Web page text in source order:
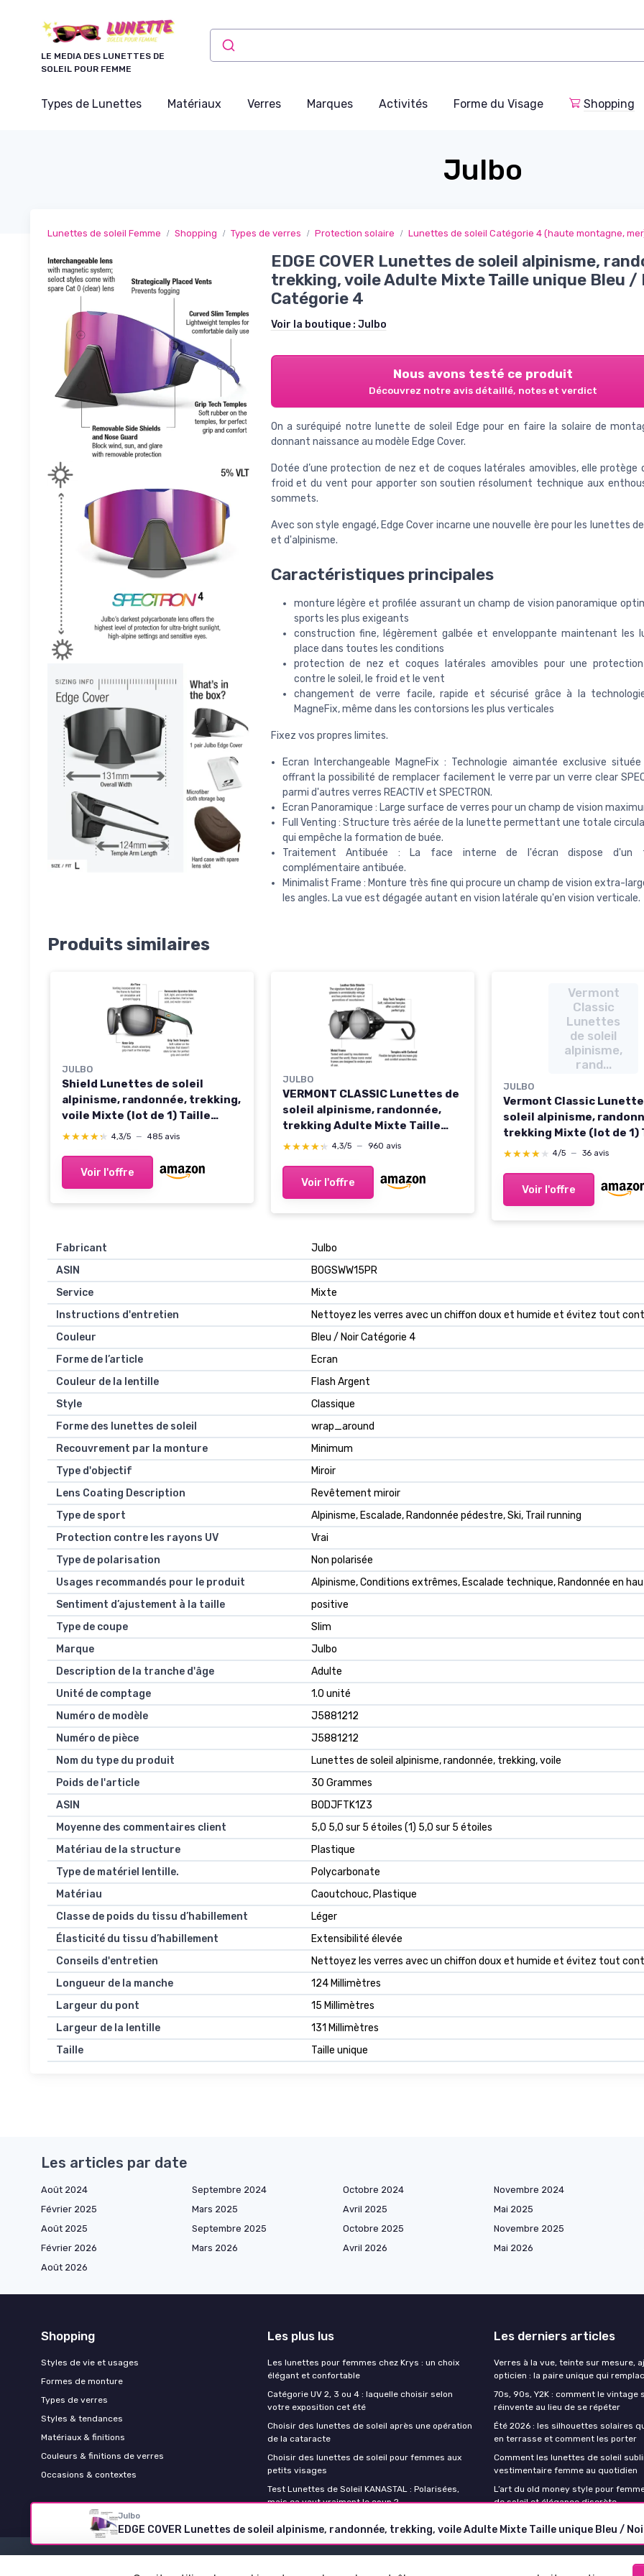
LE MEDIA DES LUNETTES DE
SOLEIL POUR FEMME
Types de Lunettes Matériaux Verres Marques Activités Forme du Visage Shopping
Julbo
Lunettes de soleil Femme Shopping Types de verres Protection solaire Lunettes de soleil Catégorie 4 (haute montagne,
EDGE COVER Lunettes de soleil alpinisme,
trekking, voile Adulte Mixte Taille unique Bleu /
Catégorie 4
Voir la boutique : Julbo
Nous avons testé ce produit
Découvrez notre avis détaillé, notes et verdict
On a suréquipé notre lunette de soleil Edge pour en faire la solaire de
donnant naissance au modèle Edge Cover.
Dotée d’une protection de nez et de coques latérales amovibles, elle protège
froid et du vent pour apporter son soutien résolument technique aux
sommets.
Avec son style engagé, Edge Cover incarne une nouvelle ère pour les lunettes
et d'alpinisme.
Caractéristiques principales
monture légère et profilée assurant un champ de vision panoramique
sports les plus exigeants
construction fine, légèrement galbée et enveloppante maintenant les
place dans toutes les conditions
protection de nez et coques latérales amovibles pour une
contre le soleil, le froid et le vent
changement de verre facile, rapide et sécurisé grâce à la
MagneFix, même dans les contorsions les plus verticales
Fixez vos propres limites.
Ecran Interchangeable MagneFix : Technologie aimantée exclusive
offrant la possibilité de remplacer facilement le verre par un verre clear
parmi d'autres verres REACTIV et SPECTRON.
Ecran Panoramique : Large surface de verres pour un champ de vision
Full Venting : Structure très aérée de la lunette permettant une totale
qui empêche la formation de buée.
Traitement Antibuée : La face interne de l'écran dispose d'un
complémentaire antibuée.
Minimalist Frame : Monture très fine qui procure un champ de vision extra-
les angles. La vue est dégagée autant en vision latérale qu'en vision verticale.
Produits similaires
JULBO
Shield Lunettes de soleil
alpinisme, randonnée, trekking,
voile Mixte (lot de 1) Taille
unique Vert Foncé / Orange
★★★★★
★★★★★ 4,3/5 — 485 avis
Voir l'offre
JULBO
VERMONT CLASSIC Lunettes de
soleil alpinisme, randonnée,
trekking Adulte Mixte Taille
unique Argent / Noir Catégorie
★★★★★
★★★★★ 4,3/5 — 960 avis
Voir l'offre
Vermont
Classic
Lunettes
de soleil
alpinisme,
rand...
JULBO
Vermont Classic
soleil alpinisme,
trekking Mixte (lot de 1)
unique Or / Marron
★★★★★
★★★★★ 4/5 — 36 avis
Voir l'offre
Fabricant
Julbo
ASIN
B0GSWW15PR
Service
Mixte
Instructions d'entretien
Nettoyez les verres avec un chiffon doux et humide et évitez tout
Couleur
Bleu / Noir Catégorie 4
Forme de l’article
Ecran
Couleur de la lentille
Flash Argent
Style
Classique
Forme des lunettes de soleil
wrap_around
Recouvrement par la monture
Minimum
Type d'objectif
Miroir
Lens Coating Description
Revêtement miroir
Type de sport
Alpinisme, Escalade, Randonnée pédestre, Ski, Trail running
Protection contre les rayons UV
Vrai
Type de polarisation
Non polarisée
Usages recommandés pour le produit
Alpinisme, Conditions extrêmes, Escalade technique, Randonnée en
Sentiment d’ajustement à la taille
positive
Type de coupe
Slim
Marque
Julbo
Description de la tranche d'âge
Adulte
Unité de comptage
1.0 unité
Numéro de modèle
J5881212
Numéro de pièce
J5881212
Nom du type du produit
Lunettes de soleil alpinisme, randonnée, trekking, voile
Poids de l'article
30 Grammes
ASIN
B0DJFTK1Z3
Moyenne des commentaires client
5,0 5,0 sur 5 étoiles (1) 5,0 sur 5 étoiles
Matériau de la structure
Plastique
Type de matériel lentille.
Polycarbonate
Matériau
Caoutchouc, Plastique
Classe de poids du tissu d’habillement
Léger
Élasticité du tissu d’habillement
Extensibilité élevée
Conseils d'entretien
Nettoyez les verres avec un chiffon doux et humide et évitez tout
Longueur de la manche
124 Millimètres
Largeur du pont
15 Millimètres
Largeur de la lentille
131 Millimètres
Taille
Taille unique
Julbo
EDGE COVER Lunettes de soleil alpinisme, randonnée, trekking, voile Adulte Mixte Taille unique Bleu /
Les articles par date
Août 2024 Septembre 2024 Octobre 2024 Novembre 2024
Février 2025
Mars 2025 Avril 2025 Mai 2025
Août 2025
Septembre 2025 Octobre 2025 Novembre 2025
Février 2026
Mars 2026 Avril 2026 Mai 2026
Août 2026
Shopping
Styles de vie et usages
Formes de monture
Types de verres
Styles & tendances
Matériaux & finitions
Couleurs & finitions de verres
Occasions & contextes
Les plus lus
Les lunettes pour femmes chez Krys : un choix
élégant et confortable
Catégorie UV 2, 3 ou 4 : laquelle choisir selon
votre exposition cet été
Choisir des lunettes de soleil après une opération
de la cataracte
Choisir des lunettes de soleil pour femmes aux
petits visages
Test Lunettes de Soleil KANASTAL : Polarisées,
mais ça vaut vraiment le coup ?
Les derniers articles
Verres à la vue, teinte sur mesure,
opticien : la paire unique qui
70s, 90s, Y2K : comment le vintage
réinvente au lieu de se répéter
Été 2026 : les silhouettes solaires
en terrasse et comment les porter
Comment les lunettes de soleil
vestimentaire femme au quotidien
L’art du old money style pour
de soleil et élégance discrète